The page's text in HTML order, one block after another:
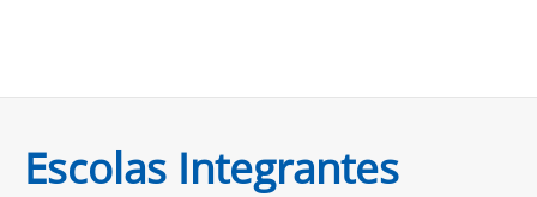
Escolas Integrantes